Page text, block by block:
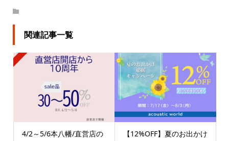
関連記事一覧
4/2～5/6本八幡/直営店の
【12%OFF】夏のお出かけ